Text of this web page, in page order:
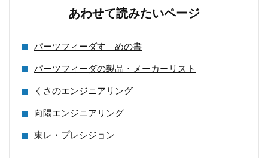
あわせて読みたいページ
パーツフィーダすゝめの書
パーツフィーダの製品・メーカーリスト
くさのエンジニアリング
向陽エンジニアリング
東レ・プレシジョン